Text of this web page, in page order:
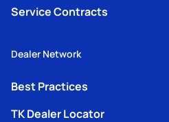
Service Contracts
Dealer Network
Best Practices
TK Dealer Locator